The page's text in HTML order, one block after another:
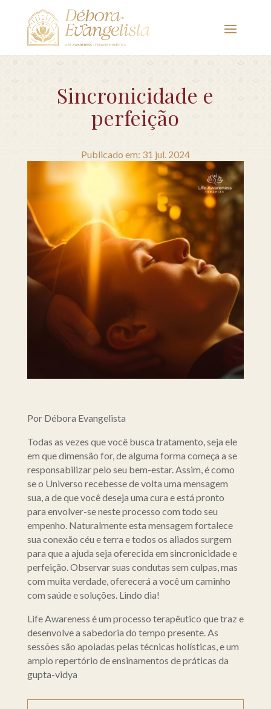
Sincronicidade e
perfeição
Publicado em: 31 jul. 2024
Por Débora Evangelista
Todas as vezes que você busca tratamento, seja ele
em que dimensão for, de alguma forma começa a se
responsabilizar pelo seu bem-estar. Assim, é como
se o Universo recebesse de volta uma mensagem
sua, a de que você deseja uma cura e está pronto
para envolver-se neste processo com todo seu
empenho. Naturalmente esta mensagem fortalece
sua conexão céu e terra e todos os aliados surgem
para que a ajuda seja oferecida em sincronicidade e
perfeição. Observar suas condutas sem culpas, mas
com muita verdade, oferecerá a você um caminho
com saúde e soluções. Lindo dia!
Life Awareness é um processo terapêutico que traz e
desenvolve a sabedoria do tempo presente. As
sessões são apoiadas pelas técnicas holísticas, e um
amplo repertório de ensinamentos de práticas da
gupta-vidya